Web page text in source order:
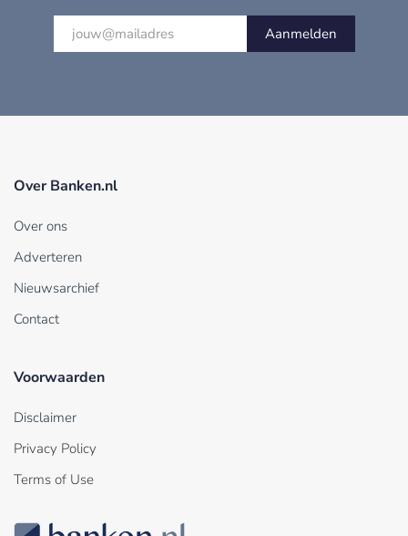
Aanmelden
Over Banken.nl
Over ons
Adverteren
Nieuwsarchief
Contact
Voorwaarden
Disclaimer
Privacy Policy
Terms of Use